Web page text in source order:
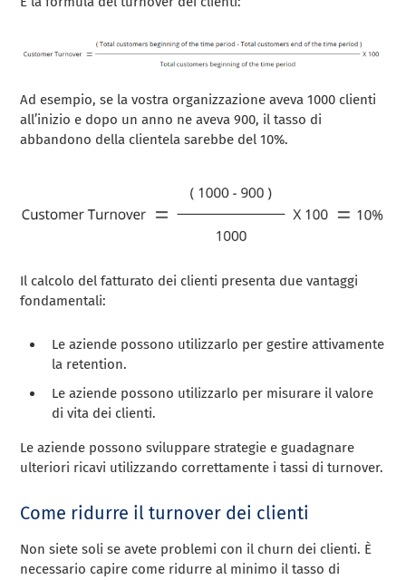
Ad esempio, se la vostra organizzazione aveva 1000 clienti
all’inizio e dopo un anno ne aveva 900, il tasso di
abbandono della clientela sarebbe del 10%.
Il calcolo del fatturato dei clienti presenta due vantaggi
fondamentali:
Le aziende possono utilizzarlo per gestire attivamente
la retention.
Le aziende possono utilizzarlo per misurare il valore
di vita dei clienti.
Le aziende possono sviluppare strategie e guadagnare
ulteriori ricavi utilizzando correttamente i tassi di turnover.
Come ridurre il turnover dei clienti
Non siete soli se avete problemi con il churn dei clienti. È
necessario capire come ridurre al minimo il tasso di